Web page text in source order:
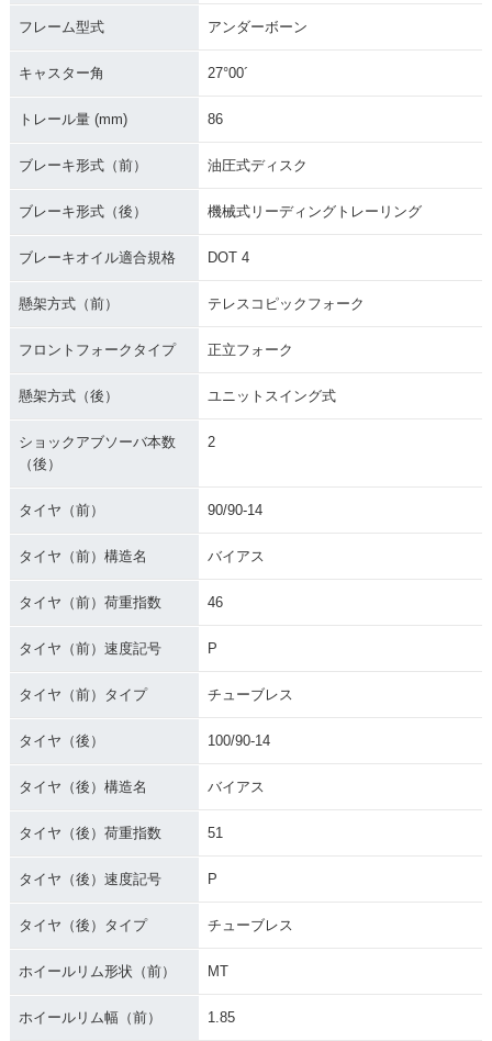
フレーム型式 アンダーボーン
キャスター角 27°00´
トレール量 (mm) 86
ブレーキ形式（前） 油圧式ディスク
ブレーキ形式（後） 機械式リーディングトレーリング
ブレーキオイル適合規格 DOT 4
懸架方式（前） テレスコピックフォーク
フロントフォークタイプ 正立フォーク
懸架方式（後） ユニットスイング式
ショックアブソーバ本数
（後）
2
タイヤ（前） 90/90-14
タイヤ（前）構造名 バイアス
タイヤ（前）荷重指数 46
タイヤ（前）速度記号 P
タイヤ（前）タイプ チューブレス
タイヤ（後） 100/90-14
タイヤ（後）構造名 バイアス
タイヤ（後）荷重指数 51
タイヤ（後）速度記号 P
タイヤ（後）タイプ チューブレス
ホイールリム形状（前） MT
ホイールリム幅（前） 1.85